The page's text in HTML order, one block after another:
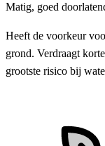
Matig, goed
Heeft de voorkeur
grond. Verdraagt
grootste risico bij